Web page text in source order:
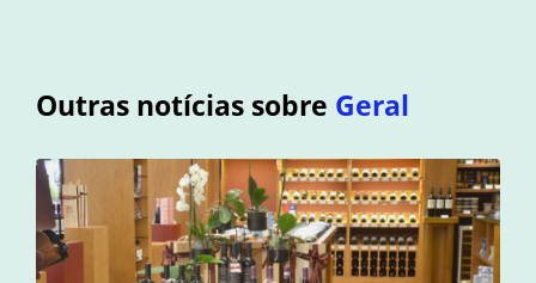
Outras notícias sobre Geral